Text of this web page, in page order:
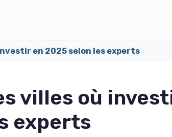
en 2025 selon les experts
villes où
experts